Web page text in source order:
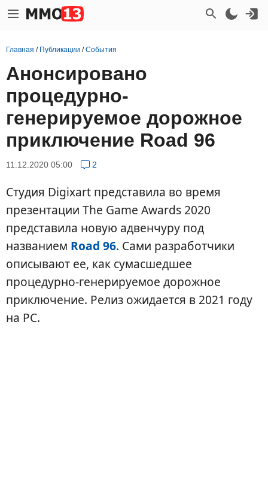
Главная / Публикации /События
Анонсировано
процедурно-
генерируемое дорожное
приключение Road 96
11.12.2020 05:00 2
Студия Digixart представила во время
презентации The Game Awards 2020
представила новую адвенчуру под
названием Road 96. Сами разработчики
описывают ее, как сумасшедшее
процедурно-генерируемое дорожное
приключение. Релиз ожидается в 2021 году
на PC.